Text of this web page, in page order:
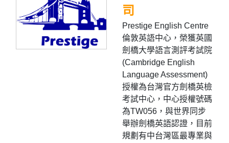
司
Prestige English Centre
倫敦英語中心，榮獲英國
劍橋大學語言測評考試院
(Cambridge English
Language Assessment)
授權為台灣官方劍橋英檢
考試中心，中心授權號碼
為TW056，與世界同步
舉辦劍橋英語認證，目前
規劃有中台灣區最專業與